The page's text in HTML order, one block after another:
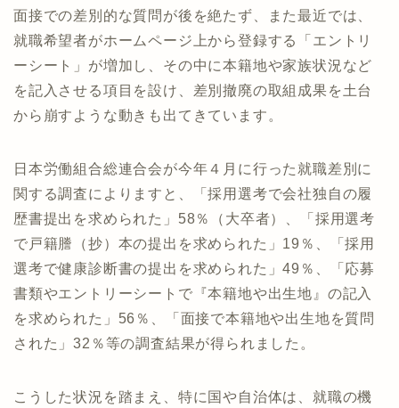
面接での差別的な質問が後を絶たず、また最近では、
就職希望者がホームページ上から登録する「エントリ
ーシート」が増加し、その中に本籍地や家族状況など
を記入させる項目を設け、差別撤廃の取組成果を土台
から崩すような動きも出てきています。
日本労働組合総連合会が今年４月に行った就職差別に
関する調査によりますと、「採用選考で会社独自の履
歴書提出を求められた」58％（大卒者）、「採用選考
で戸籍謄（抄）本の提出を求められた」19％、「採用
選考で健康診断書の提出を求められた」49％、「応募
書類やエントリーシートで『本籍地や出生地』の記入
を求められた」56％、「面接で本籍地や出生地を質問
された」32％等の調査結果が得られました。
こうした状況を踏まえ、特に国や自治体は、就職の機